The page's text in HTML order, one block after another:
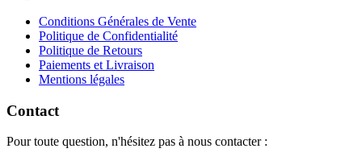
Conditions Générales de Vente
Politique de Confidentialité
Politique de Retours
Paiements et Livraison
Mentions légales
Contact
Pour toute question, n'hésitez pas à nous contacter :